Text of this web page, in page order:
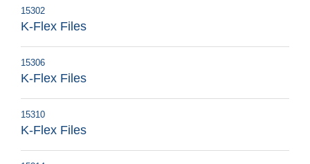
15302
K-Flex Files
15306
K-Flex Files
15310
K-Flex Files